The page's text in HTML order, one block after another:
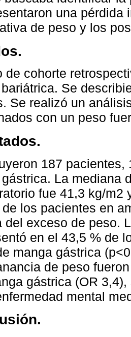
una pérdida
de peso y los
de cohorte
Se
Se realizó un
con un peso
187
La mediana
fue 41,3 kg/m2
los pacientes en
del exceso de peso.
en el 43,5 % de
manga gástrica
de peso
gástrica (OR
mental